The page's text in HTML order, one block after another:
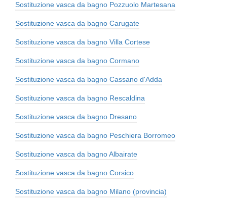
Sostituzione vasca da bagno Pozzuolo Martesana
Sostituzione vasca da bagno Carugate
Sostituzione vasca da bagno Villa Cortese
Sostituzione vasca da bagno Cormano
Sostituzione vasca da bagno Cassano d'Adda
Sostituzione vasca da bagno Rescaldina
Sostituzione vasca da bagno Dresano
Sostituzione vasca da bagno Peschiera Borromeo
Sostituzione vasca da bagno Albairate
Sostituzione vasca da bagno Corsico
Sostituzione vasca da bagno Milano (provincia)